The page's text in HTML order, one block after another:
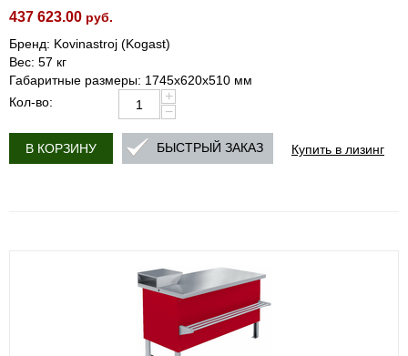
437 623.00 руб.
Бренд: Kovinastroj (Kogast)
Вес: 57 кг
Габаритные размеры: 1745x620x510 мм
Кол-во:
+
−
В КОРЗИНУ Купить в лизинг
БЫСТРЫЙ ЗАКАЗ